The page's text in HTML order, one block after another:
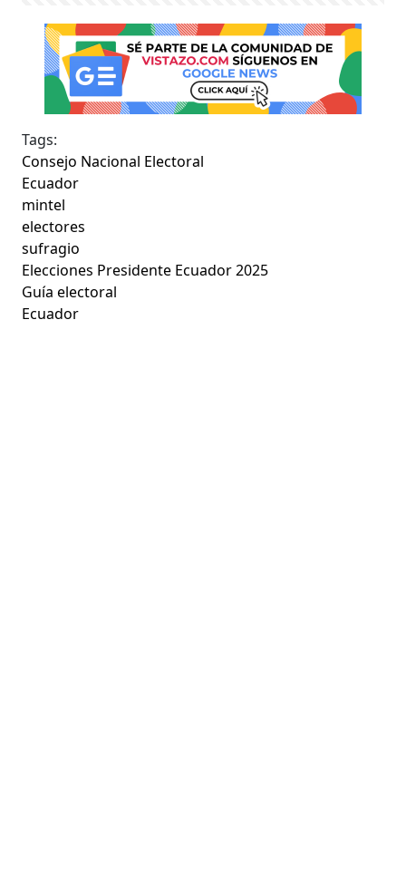
Tags:
Consejo Nacional Electoral
Ecuador
mintel
electores
sufragio
Elecciones Presidente Ecuador 2025
Guía electoral
Ecuador